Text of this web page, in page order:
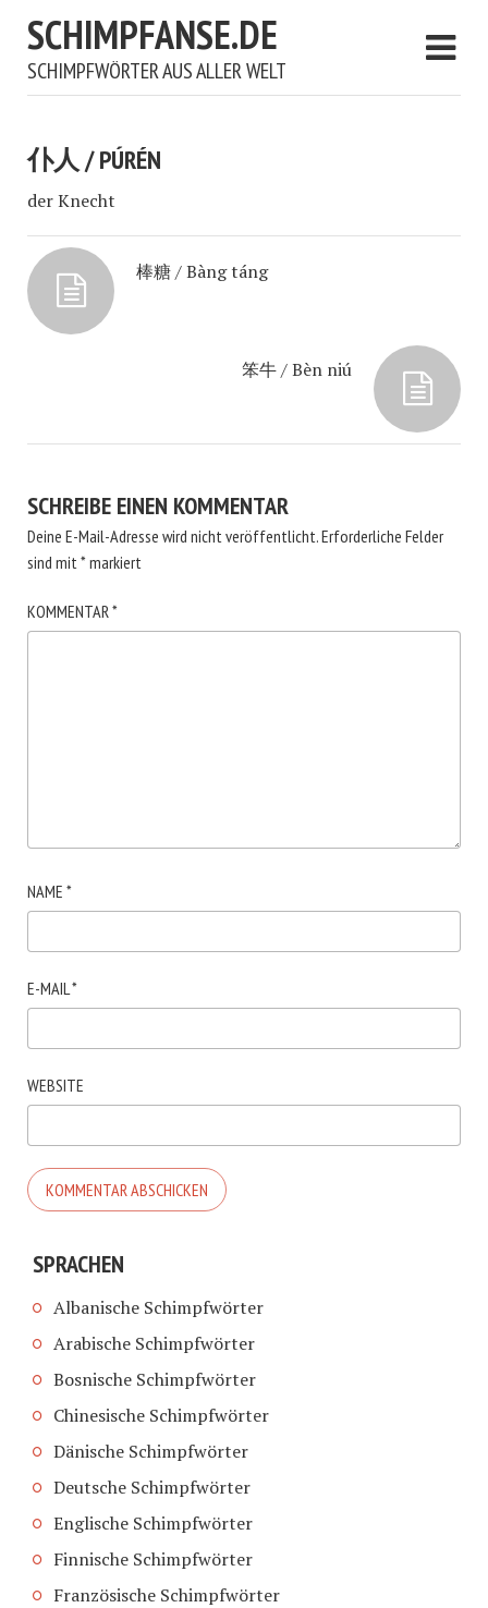
SCHIMPFANSE.DE
SCHIMPFWÖRTER AUS ALLER WELT
仆人 / PÚRÉN
der Knecht
棒糖 / Bàng táng
笨牛 / Bèn niú
SCHREIBE EINEN KOMMENTAR
Deine E-Mail-Adresse wird nicht veröffentlicht.Erforderliche Felder
sind mit*markiert
KOMMENTAR*
NAME *
E-MAIL*
WEBSITE
SPRACHEN
Albanische Schimpfwörter
Arabische Schimpfwörter
Bosnische Schimpfwörter
Chinesische Schimpfwörter
Dänische Schimpfwörter
Deutsche Schimpfwörter
Englische Schimpfwörter
Finnische Schimpfwörter
Französische Schimpfwörter